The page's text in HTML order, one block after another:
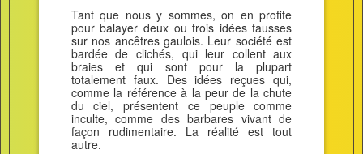
Tant que nous y sommes, on en profite
pour balayer deux ou trois idées fausses
sur nos ancêtres gaulois. Leur société est
bardée de clichés, qui leur collent aux
braies et qui sont pour la plupart
totalement faux. Des idées reçues qui,
comme la référence à la peur de la chute
du ciel, présentent ce peuple comme
inculte, comme des barbares vivant de
façon rudimentaire. La réalité est tout
autre.